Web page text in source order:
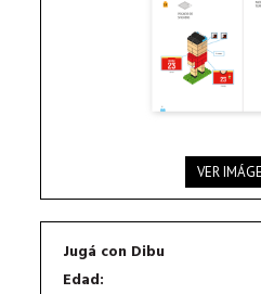
VER
Jugá con Dibu
Edad: